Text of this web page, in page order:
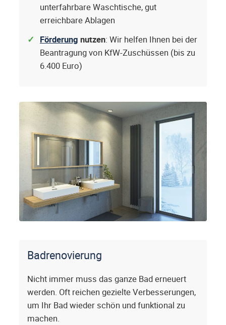
unterfahrbare Waschtische, gut
erreichbare Ablagen
Förderung nutzen: Wir helfen Ihnen bei der
Beantragung von KfW-Zuschüssen (bis zu
6.400 Euro)
Badrenovierung
Nicht immer muss das ganze Bad erneuert
werden. Oft reichen gezielte Verbesserungen,
um Ihr Bad wieder schön und funktional zu
machen.